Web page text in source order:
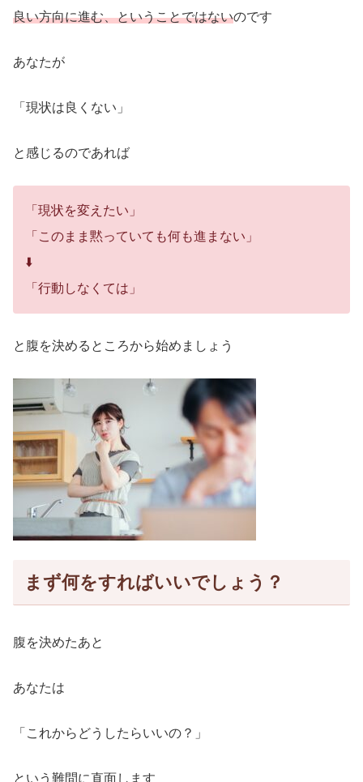
良い方向に進む、ということではないのです
あなたが
「現状は良くない」
と感じるのであれば
「現状を変えたい」
「このまま黙っていても何も進まない」
⬇️
「行動しなくては」
と腹を決めるところから始めましょう
まず何をすればいいでしょう？
腹を決めたあと
あなたは
「これからどうしたらいいの？」
という難問に直面します